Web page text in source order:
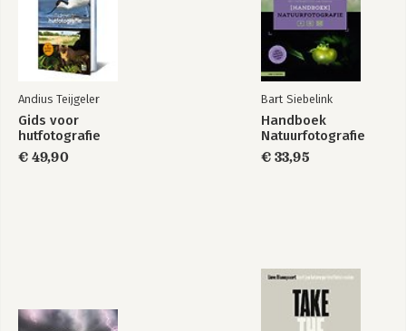
Andius Teijgeler
Gids voor
hutfotografie
€ 49,90
Bart Siebelink
Handboek
Natuurfotografie
€ 33,95